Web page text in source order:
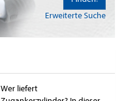
Erweiterte Suche
Wer liefert